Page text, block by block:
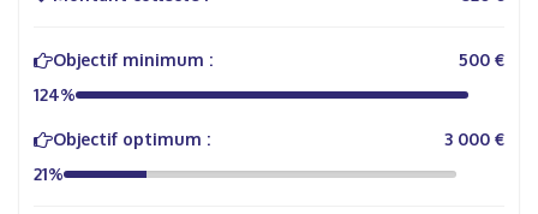
Objectif minimum :
500 €
124%
Objectif optimum :
3 000 €
21%